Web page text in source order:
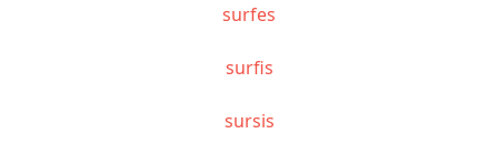
surfes
surfis
sursis